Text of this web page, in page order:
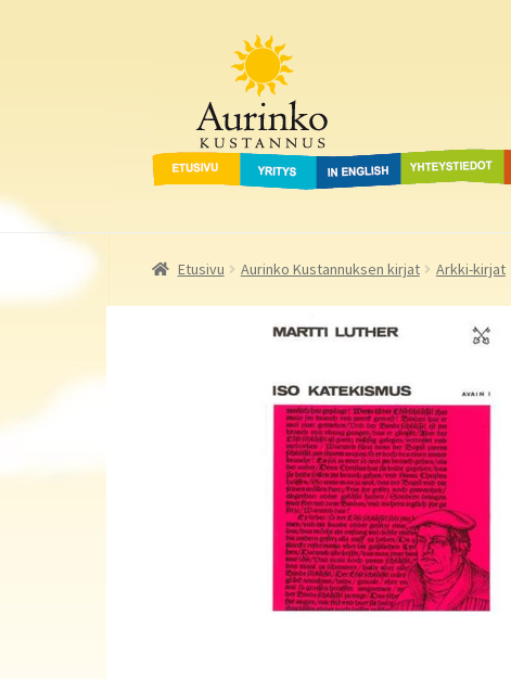
navigointiin
Aurinko Kustannus
Etusivu Yritys In English Yhteystiedot
Etusivu Aurinko Kustannuksen kirjat Arkki-kirjat